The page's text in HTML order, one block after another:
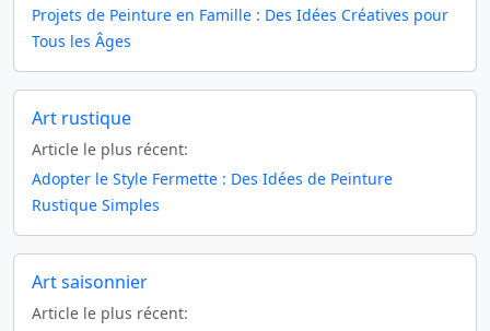
Projets de Peinture en Famille : Des Idées Créatives pour
Tous les Âges
Art rustique
Article le plus récent:
Adopter le Style Fermette : Des Idées de Peinture
Rustique Simples
Art saisonnier
Article le plus récent: